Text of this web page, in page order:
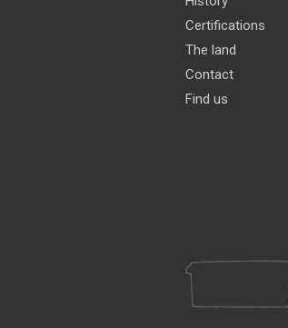
Certifications
The land
Contact
Find us